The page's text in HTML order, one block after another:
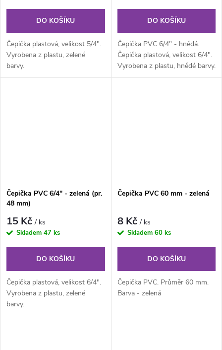
DO KOŠÍKU
Čepička plastová, velikost 5/4".
Vyrobena z plastu, zelené
barvy.
DO KOŠÍKU
Čepička PVC 6/4" - hnědá.
Čepička plastová, velikost 6/4".
Vyrobena z plastu, hnědé barvy.
Čepička PVC 6/4" - zelená (pr.
48 mm)
15 Kč/ ks
Skladem 47 ks
DO KOŠÍKU
Čepička plastová, velikost 6/4".
Vyrobena z plastu, zelené
barvy.
Čepička PVC 60 mm - zelená
8 Kč/ ks
Skladem 60 ks
DO KOŠÍKU
Čepička PVC. Průměr 60 mm.
Barva - zelená